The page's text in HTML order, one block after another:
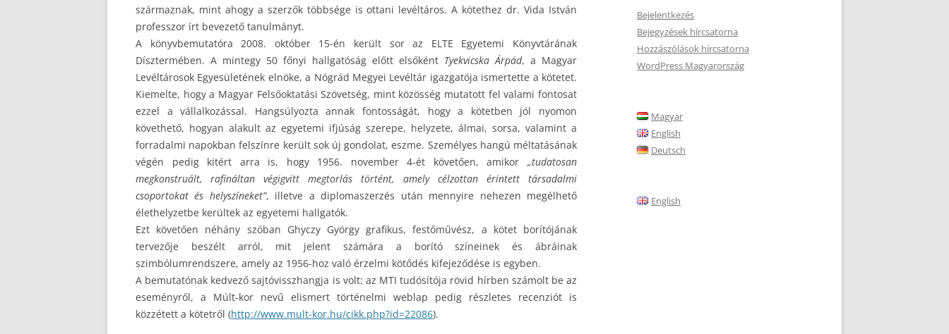
származnak, mint ahogy a szerzők többsége is ottani levéltáros. A kötethez dr. Vida István
professzor írt bevezető tanulmányt.
A könyvbemutatóra 2008. október 15-én került sor az ELTE Egyetemi Könyvtárának
Dísztermében. A mintegy 50 főnyi hallgatóság előtt elsőként Tyekvicska Árpád, a Magyar
Levéltárosok Egyesületének elnöke, a Nógrád Megyei Levéltár igazgatója ismertette a kötetet.
Kiemelte, hogy a Magyar Felsőoktatási Szövetség, mint közösség mutatott fel valami fontosat
ezzel a vállalkozással. Hangsúlyozta annak fontosságát, hogy a kötetben jól nyomon
követhető, hogyan alakult az egyetemi ifjúság szerepe, helyzete, álmai, sorsa, valamint a
forradalmi napokban felszínre került sok új gondolat, eszme. Személyes hangú méltatásának
végén pedig kitért arra is, hogy 1956. november 4-ét követően, amikor „tudatosan
megkonstruált, rafináltan végigvitt megtorlás történt, amely célzottan érintett társadalmi
csoportokat és helyszíneket”, illetve a diplomaszerzés után mennyire nehezen megélhető
élethelyzetbe kerültek az egyetemi hallgatók.
Ezt követően néhány szóban Ghyczy György grafikus, festőművész, a kötet borítójának
tervezője beszélt arról, mit jelent számára a borító színeinek és ábráinak
szimbólumrendszere, amely az 1956-hoz való érzelmi kötődés kifejeződése is egyben.
A bemutatónak kedvező sajtóvisszhangja is volt: az MTI tudósítója rövid hírben számolt be az
eseményről, a Múlt-kor nevű elismert történelmi weblap pedig részletes recenziót is
közzétett a kötetről (http://www.mult-kor.hu/cikk.php?id=22086).
Bejelentkezés
Bejegyzések hírcsatorna
Hozzászólások hírcsatorna
WordPress Magyarország
Magyar
English
Deutsch
English